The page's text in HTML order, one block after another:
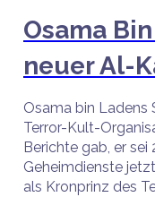
Osama
neuer Al-
Osama bin Ladens
Terror-Kult-
Berichte gab, er
Geheimdienste
als Kronprinz des